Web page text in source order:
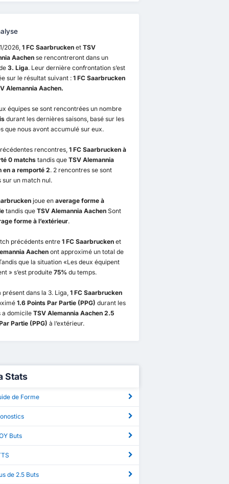
2026, 1 FC Saarbruckenet TSV
Aachense rencontreront dans un
3. Liga. Leur dernière confrontation s’est
sur le résultat suivant : 1 FC Saarbrucken
Alemannia Aachen.
équipes se sont rencontrées un nombre
durant les dernières saisons, basé sur les
que nous avont accumulé sur eux.
rencontres,1 FC Saarbrucken à
0 matchstandis que TSV Alemannia
en a remporté 2. 2 rencontres se sont
sur un match nul.
joue en average forme à
tandis que TSV Alemannia AachenSont
forme à l’extérieur.
précédents entre 1 FC Saarbruckenet
Aachenont approximé un total de
que la situation «Les deux équipent
» s’est produite75% du temps.
présent dans la 3. Liga,1 FC Saarbrucken
1.6 Points Par Partie (PPG) durant les
a domicileTSV Alemannia Aachen 2.5
Partie (PPG) à l’extérieur.
Stats
de Forme
Buts
de 2.5 Buts